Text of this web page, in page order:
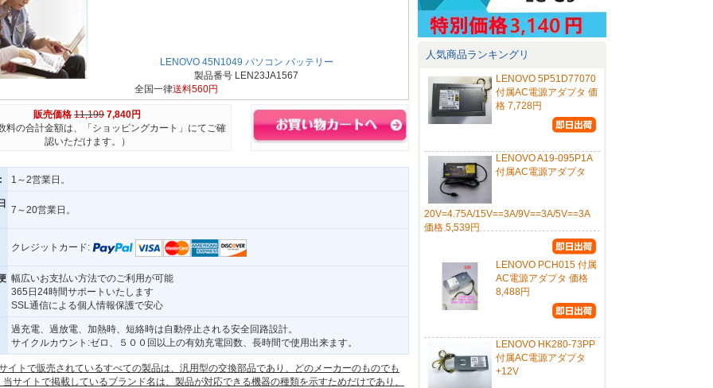
LENOVO 45N1049 パソコン バッテリー
製品番号 LEN23JA1567
全国一律送料560円
販売価格 11,199 7,840円
料の合計金額は、「ショッピングカート」にてご確
認いただけます。）
1～2営業日。
7～20営業日。
クレジットカード:
幅広いお支払い方法でのご利用が可能
365日24時間サポートいたします
SSL通信による個人情報保護で安心
過充電、過放電、加熱時、短絡時は自動停止される安全回路設計。
サイクルカウント:ゼロ、５００回以上の有効充電回数、長時間で使用出来ます。
イトで販売されているすべての製品は、汎用型の交換部品であり、どのメーカーのものでも
サイトで掲載しているブランド名は、製品が対応できる機器の種類を示すためだけであり、
人気商品ランキングリ
LENOVO 5P51D77070
付属AC電源アダプタ 価
格 7,728円
LENOVO A19-095P1A
付属AC電源アダプタ
20V=4.75A/15V==3A/9V==3A/5V==3A
価格 5,539円
LENOVO PCH015 付属
AC電源アダプタ 価格
8,488円
LENOVO HK280-73PP
付属AC電源アダプタ
+12V